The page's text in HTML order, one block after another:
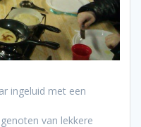
ingeluid met een
van lekkere